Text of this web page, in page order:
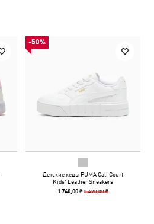
-50%
Детские кеды PUMA Cali Court
Kids' Leather Sneakers
1 740,00 ₴3 490,00 ₴